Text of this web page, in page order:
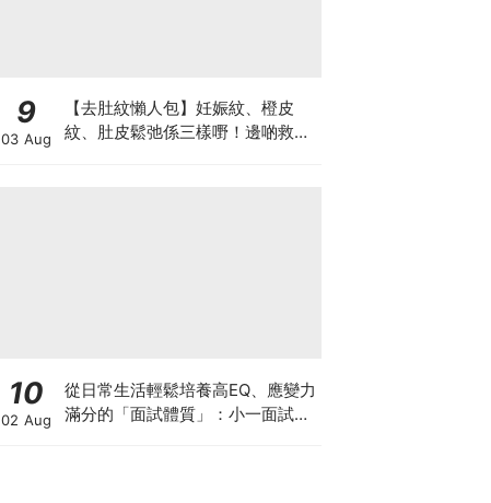
9
03 Aug
【去肚紋懶人包】妊娠紋、橙皮
紋、肚皮鬆弛係三樣嘢！邊啲救得
10
02 Aug
從日常生活輕鬆培養高EQ、應變力
滿分的「面試體質」：小一面試最